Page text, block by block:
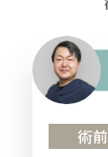
術前